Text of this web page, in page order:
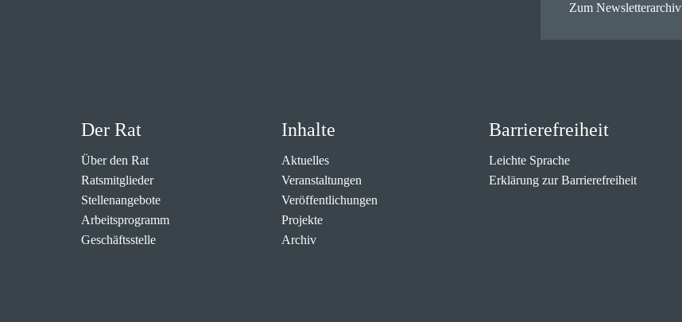
Zum Newsletterarchiv
Der Rat
Über den Rat
Ratsmitglieder
Stellenangebote
Arbeitsprogramm
Geschäftsstelle
Inhalte
Aktuelles
Veranstaltungen
Veröffentlichungen
Projekte
Archiv
Barrierefreiheit
Leichte Sprache
Erklärung zur Barrierefreiheit